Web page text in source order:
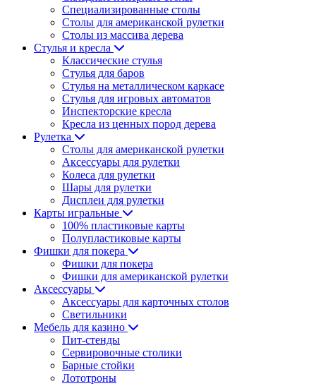
Специализированные столы
Столы для американской рулетки
Столы из массива дерева
Стулья и кресла
Классические стулья
Стулья для баров
Стулья на металлическом каркасе
Стулья для игровых автоматов
Инспекторские кресла
Кресла из ценных пород дерева
Рулетка
Столы для американской рулетки
Аксессуары для рулетки
Колеса для рулетки
Шары для рулетки
Дисплеи для рулетки
Карты игральные
100% пластиковые карты
Полупластиковые карты
Фишки для покера
Фишки для покера
Фишки для американской рулетки
Аксессуары
Аксессуары для карточных столов
Светильники
Мебель для казино
Пит-стенды
Сервировочные столики
Барные стойки
Лототроны